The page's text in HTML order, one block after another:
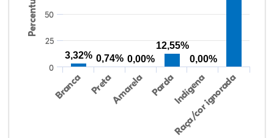
Percentual
Branca PretaAmarela PardaIndígena
Raça/cor ignorada
0
25
50
3,32% 0,74% 0,00%
12,55%
0,00%
26,65%
1,49%
0,00%
55,01%
0,21%
16,63%
38,40%
3,47%
0,13%
50,15%
2,37%
5,48%